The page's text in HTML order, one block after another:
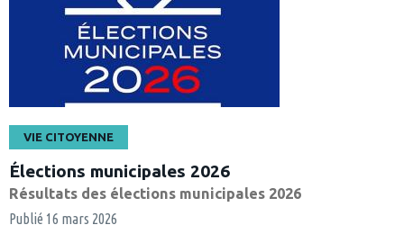
VIE CITOYENNE
Élections municipales 2026
Résultats des élections municipales 2026
Publié 16 mars 2026